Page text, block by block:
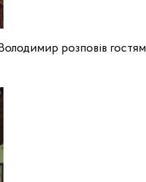
розповів гостям